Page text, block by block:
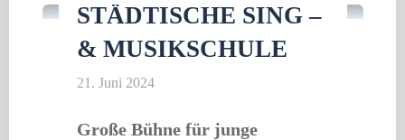
STÄDTISCHE SING –
& MUSIKSCHULE
21. Juni 2024
Große Bühne für junge